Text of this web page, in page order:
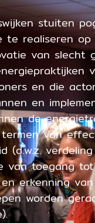
stuiten
te realiseren op
van slecht
en die
en
de
termen van
(d.w.z.
van toegang tot
erkenning
worden